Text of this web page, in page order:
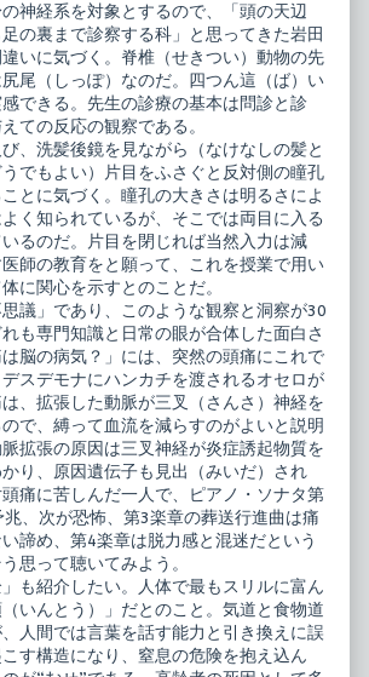
神経系を対象とするので、「頭の天辺
足の裏まで診察する科」と思ってきた岩田
いに気づく。脊椎（せきつい）動物の先
尾（しっぽ）なのだ。四つん這（ば）い
できる。先生の診療の基本は問診と診
ての反応の観察である。
、洗髪後鏡を見ながら（なけなしの髪と
でもよい）片目をふさぐと反対側の瞳孔
とに気づく。瞳孔の大きさは明るさによ
く知られているが、そこでは両目に入る
るのだ。片目を閉じれば当然入力は減
師の教育をと願って、これを授業で用い
に関心を示すとのことだ。
議」であり、このような観察と洞察が30
も専門知識と日常の眼が合体した面白さ
脳の病気？」には、突然の頭痛にこれで
スデモナにハンカチを渡されるオセロが
、拡張した動脈が三叉（さんさ）神経を
で、縛って血流を減らすのがよいと説明
拡張の原因は三叉神経が炎症誘起物質を
り、原因遺伝子も見出（みいだ）され
痛に苦しんだ一人で、ピアノ・ソナタ第
、次が恐怖、第3楽章の葬送行進曲は痛
諦め、第4楽章は脱力感と混迷だという
思って聴いてみよう。
」も紹介したい。人体で最もスリルに富ん
いんとう）」だとのこと。気道と食物道
人間では言葉を話す能力と引き換えに誤
す構造になり、窒息の危険を抱え込ん